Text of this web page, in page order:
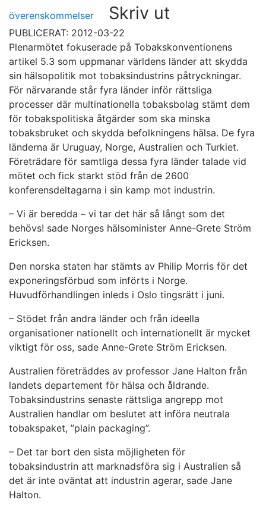
överenskommelser
Skriv ut
PUBLICERAT: 2012-03-22
Plenarmötet fokuserade på Tobakskonventionens
artikel 5.3 som uppmanar världens länder att skydda
sin hälsopolitik mot tobaksindustrins påtryckningar.
För närvarande står fyra länder inför rättsliga
processer där multinationella tobaksbolag stämt dem
för tobakspolitiska åtgärder som ska minska
tobaksbruket och skydda befolkningens hälsa. De fyra
länderna är Uruguay, Norge, Australien och Turkiet.
Företrädare för samtliga dessa fyra länder talade vid
mötet och fick starkt stöd från de 2600
konferensdeltagarna i sin kamp mot industrin.
– Vi är beredda – vi tar det här så långt som det
behövs! sade Norges hälsominister Anne-Grete Ström
Ericksen.
Den norska staten har stämts av Philip Morris för det
exponeringsförbud som införts i Norge.
Huvudförhandlingen inleds i Oslo tingsrätt i juni.
– Stödet från andra länder och från ideella
organisationer nationellt och internationellt är mycket
viktigt för oss, sade Anne-Grete Ström Ericksen.
Australien företräddes av professor Jane Halton från
landets departement för hälsa och åldrande.
Tobaksindustrins senaste rättsliga angrepp mot
Australien handlar om beslutet att införa neutrala
tobakspaket, ”plain packaging”.
– Det tar bort den sista möjligheten för
tobaksindustrin att marknadsföra sig i Australien så
det är inte oväntat att industrin agerar, sade Jane
Halton.